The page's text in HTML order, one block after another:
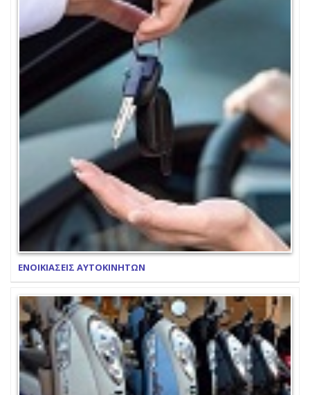
ΕΝΟΙΚΙΑΣΕΙΣ ΑΥΤΟΚΙΝΗΤΩΝ